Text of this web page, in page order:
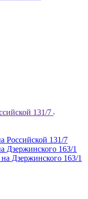
131/7
Российской 131/7
Дзержинского 163/1
Дзержинского 163/1